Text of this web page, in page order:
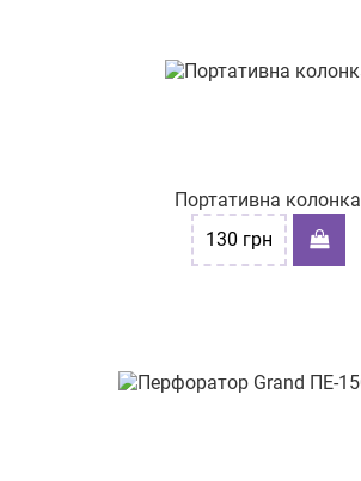
Портативна колонка
130 грн